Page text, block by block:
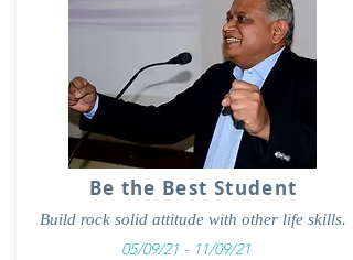
Be the Best Student
Build rock solid attitude with other life skills.
05/09/21 - 11/09/21